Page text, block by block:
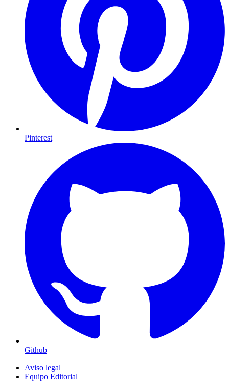
Pinterest
Github
Aviso legal
Equipo Editorial